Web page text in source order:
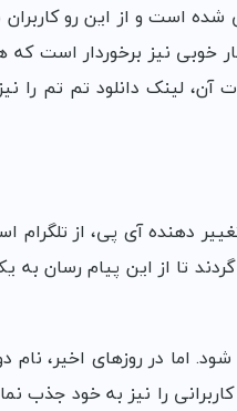
شده است و از این رو
خوبی نیز برخوردار است که
لینک دانلود تم تم را
دهنده آی پی، از تلگرام
تا از این پیام رسان به
اما در روزهای اخیر، نام
را نیز به خود جذب